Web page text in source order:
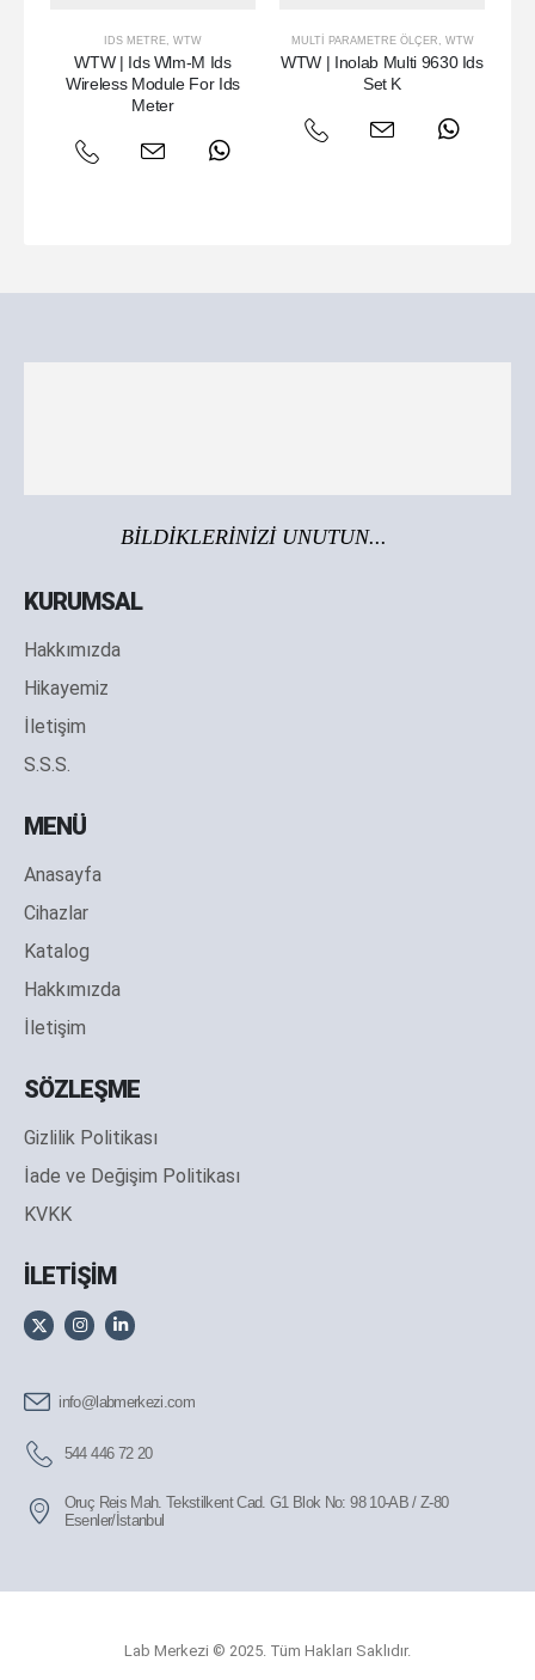
IDS METRE, WTW
WTW | Ids Wlm-M Ids
Wireless Module For Ids
Meter
MULTI PARAMETRE ÖLÇER , WTW
WTW | Inolab Multi 9630 Ids
Set K
BİLDİKLERİNİZİ UNUTUN...
KURUMSAL
Hakkımızda
Hikayemiz
İletişim
S.S.S.
MENÜ
Anasayfa
Cihazlar
Katalog
Hakkımızda
İletişim
SÖZLEŞME
Gizlilik Politikası
İade ve Değişim Politikası
KVKK
İLETİŞİM
info@labmerkezi.com
544 446 72 20
Oruç Reis Mah. Tekstilkent Cad. G1 Blok No: 98 10-AB / Z-80
Esenler/İstanbul
Lab Merkezi © 2025. Tüm Hakları Saklıdır.